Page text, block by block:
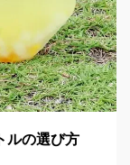
ルの選び方